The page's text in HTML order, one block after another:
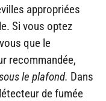
appropriées
Si vous optez
que le
recommandée,
le plafond. Dans
de fumée